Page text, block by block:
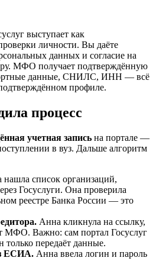
выступает как
личности. Вы даёте
данных и согласие на
МФО получает подтверждённую
данные, СНИЛС, ИНН — всё
профиле.
процесс
учетная запись на портале —
в вуз. Дальше алгоритм
нашла список организаций,
Госуслуги. Она проверила
реестре Банка России — это
Анна кликнула на ссылку,
МФО. Важно: сам портал Госуслуг
только передаёт данные.
ЕСИА. Анна ввела логин и пароль